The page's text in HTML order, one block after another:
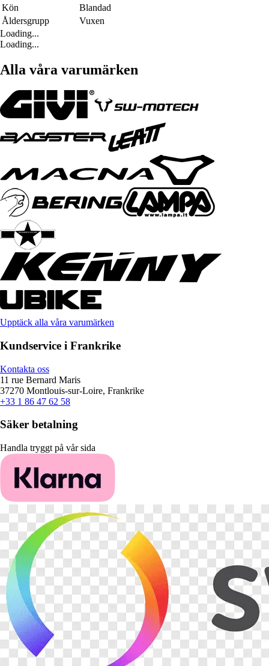
Kön
Blandad
Åldersgrupp
Vuxen
Loading...
Loading...
Alla våra varumärken
Upptäck alla våra varumärken
Kundservice i Frankrike
Kontakta oss
11 rue Bernard Maris
37270 Montlouis-sur-Loire, Frankrike
+33 1 86 47 62 58
Säker betalning
Handla tryggt på vår sida